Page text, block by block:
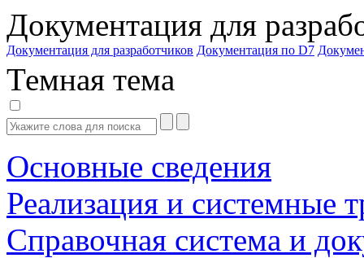
Документация для
Документация для разработчиков Документация по D7
Темная тема
Основные сведения
Реализация и системные
Справочная система и